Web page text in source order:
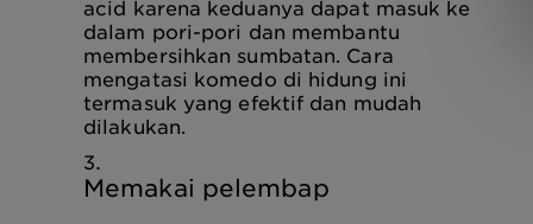
acid karena keduanya dapat masuk ke
dalam pori-pori dan membantu
membersihkan sumbatan. Cara
mengatasi komedo di hidung ini
termasuk yang efektif dan mudah
dilakukan.
Memakai pelembap